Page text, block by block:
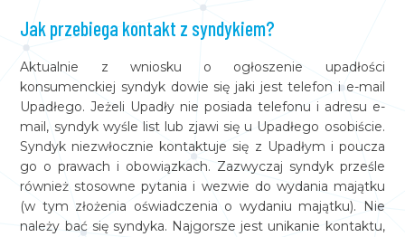
Jak przebiega kontakt z syndykiem?
Aktualnie z wniosku o ogłoszenie upadłości
konsumenckiej syndyk dowie się jaki jest telefon i e-mail
Upadłego. Jeżeli Upadły nie posiada telefonu i adresu e-
mail, syndyk wyśle list lub zjawi się u Upadłego osobiście.
Syndyk niezwłocznie kontaktuje się z Upadłym i poucza
go o prawach i obowiązkach. Zazwyczaj syndyk prześle
również stosowne pytania i wezwie do wydania majątku
(w tym złożenia oświadczenia o wydaniu majątku). Nie
należy bać się syndyka. Najgorsze jest unikanie kontaktu,